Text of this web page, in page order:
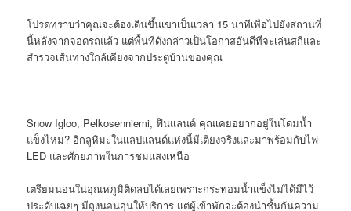
โปรดทราบว่าคุณจะต้องเดินขึ้นเขาเป็นเวลา 15 นาทีเพื่อไปยังสถานที่
นี้หลังจากจอดรถแล้ว แต่พื้นที่ดังกล่าวเป็นโอกาสอันดีที่จะเล่นสกีและ
สำรวจเส้นทางใกล้เคียงจากประตูบ้านของคุณ
Snow Igloo, Pelkosenniemi, ฟินแลนด์ คุณเคยอยากอยู่ในโดมน้ำ
แข็งไหม? อิกลูหิมะในแลปแลนด์แห่งนี้มีเตียงจริงและมาพร้อมกับไฟ
LED และศักยภาพในการชมแสงเหนือ
เตรียมนอนในอุณหภูมิติดลบได้เลยเพราะกระท่อมน้ำแข็งไม่ได้มีไว้
ประดับเฉยๆ มีถุงนอนอุ่นให้บริการ แต่ผู้เข้าพักจะต้องนำชั้นกันความ